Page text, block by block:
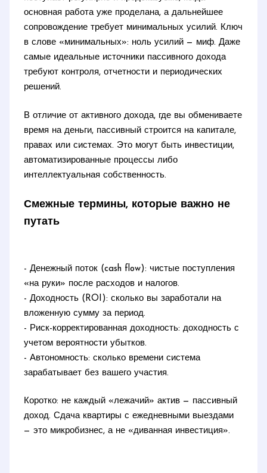
основная работа уже проделана, а дальнейшее
сопровождение требует минимальных усилий. Ключ
в слове «минимальных»: ноль усилий — миф. Даже
самые идеальные источники пассивного дохода
требуют контроля, отчетности и периодических
решений.
В отличие от активного дохода, где вы обмениваете
время на деньги, пассивный строится на капитале,
правах или системах. Это могут быть инвестиции,
автоматизированные процессы либо
интеллектуальная собственность.
Смежные термины, которые важно не
путать
- Денежный поток (cash flow): чистые поступления
«на руки» после расходов и налогов.
- Доходность (ROI): сколько вы заработали на
вложенную сумму за период.
- Риск-корректированная доходность: доходность с
учетом вероятности убытков.
- Автономность: сколько времени система
зарабатывает без вашего участия.
Коротко: не каждый «лежачий» актив — пассивный
доход. Сдача квартиры с ежедневными выездами
— это микробизнес, а не «диванная инвестиция».